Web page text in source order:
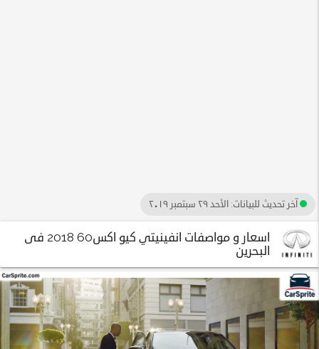
آخر تحديث للبيانات: الأحد ٢٩ سبتمبر ٢٠١٩
اسعار و مواصفات انفينيتي كيو اكس60 2018 فى
البحرين